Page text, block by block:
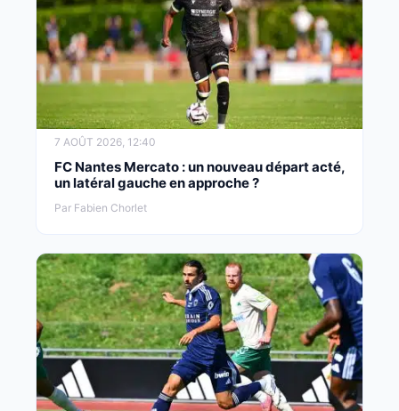
7 AOÛT 2026, 12:40
FC Nantes Mercato : un nouveau départ acté,
un latéral gauche en approche ?
Par Fabien Chorlet